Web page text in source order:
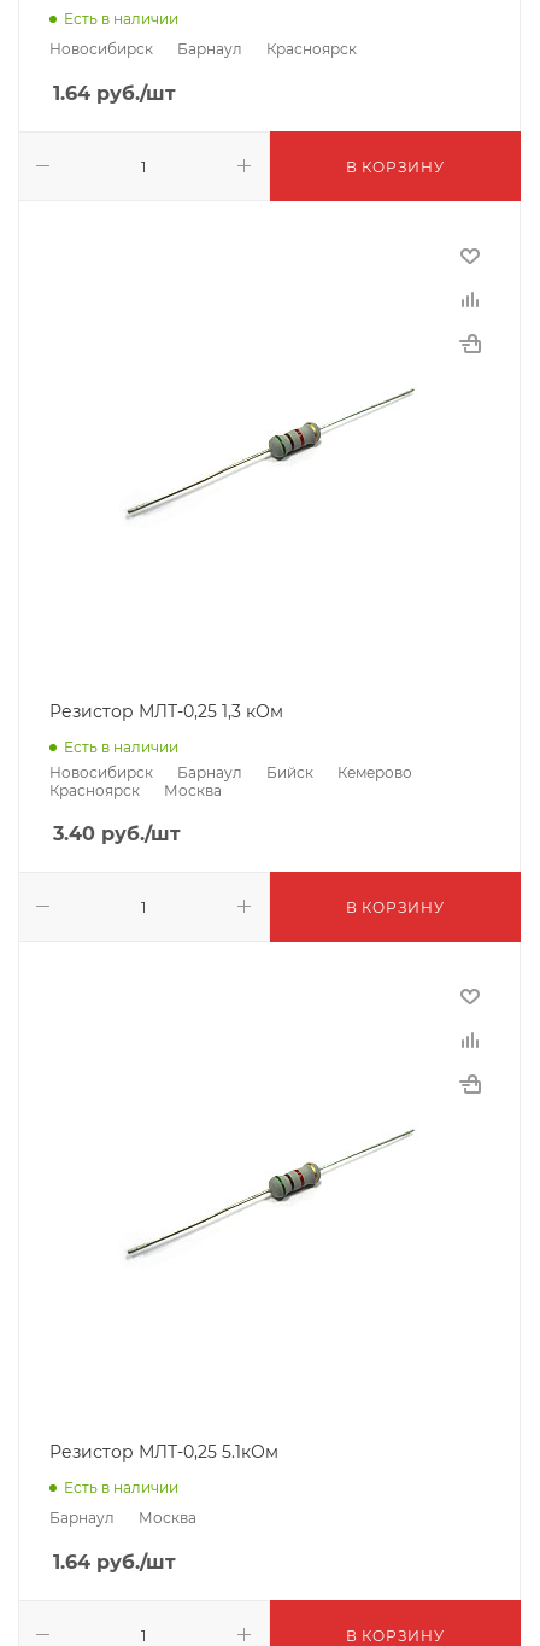
Есть в наличии
Новосибирск
Барнаул Красноярск
1.64 руб./шт
В КОРЗИНУ
Резистор МЛТ-0,25 1,3 кОм
Есть в наличии
Новосибирск
Барнаул Бийск
Кемерово
Красноярск
Москва
3.40 руб./шт
В КОРЗИНУ
Резистор МЛТ-0,25 5.1кОм
Есть в наличии
Барнаул
Москва
1.64 руб./шт
В КОРЗИНУ